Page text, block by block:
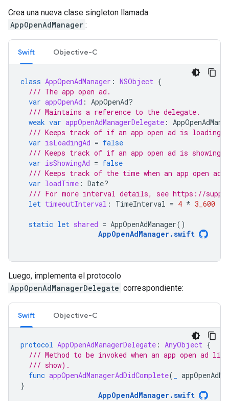
Crea una nueva clase singleton llamada
AppOpenAdManager :
Swift Objective-C
class AppOpenAdManager : NSObject {
/// The app open ad.
var appOpenAd : AppOpenAd?
/// Maintains a reference to the delegate.
weak var appOpenAdManagerDelegate :
/// Keeps track of if an app open ad is loading.
var isLoadingAd = false
/// Keeps track of if an app open ad is showing.
var isShowingAd = false
/// Keeps track of the time when an app open ad
var loadTime : Date?
/// For more interval details, see https://
let timeoutInterval : TimeInterval = 4 * 3_600
static let shared = AppOpenAdManager()
AppOpenAdManager.swift
Luego, implementa el protocolo
AppOpenAdManagerDelegate correspondiente:
Swift Objective-C
protocol AppOpenAdManagerDelegate : AnyObject {
/// Method to be invoked when an app open
/// show).
func appOpenAdManagerAdDidComplete(
}
AppOpenAdManager.swift